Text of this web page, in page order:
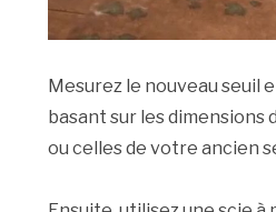
Mesurez le nouveau seuil
basant sur les dimensions
ou celles de votre ancien